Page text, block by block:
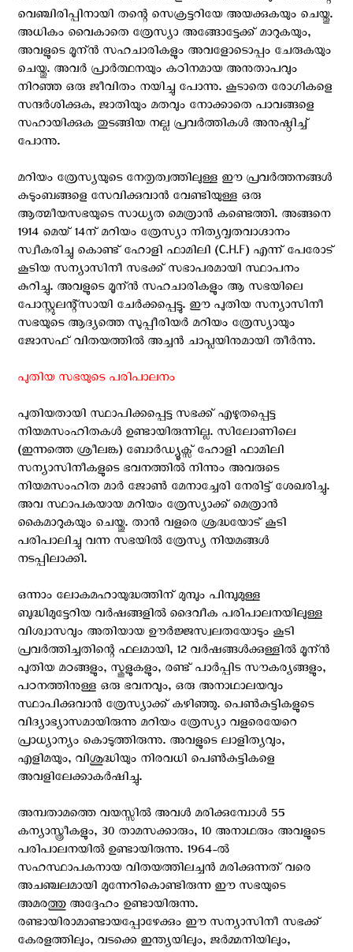
വെഞ്ചിരിപ്പിനായി തന്റെ സെക്രട്ടറിയേ അയക്കുകയും ചെയ്തു.
അധികം വൈകാതെ ത്രേസ്യാ അങ്ങോട്ടേക്ക് മാറുകയും,
അവളുടെ മൂന്ന്‍ സഹചാരികളും അവളോടൊപ്പം ചേരുകയും
ചെയ്തു. അവര്‍ പ്രാര്‍ത്ഥനയും കഠിനമായ അനുതാപവും
നിറഞ്ഞ ഒരു ജീവിതം നയിച്ചു പോന്നു. കൂടാതെ രോഗികളെ
സന്ദര്‍ശിക്കുക, ജാതിയും മതവും നോക്കാതെ പാവങ്ങളെ
സഹായിക്കുക തുടങ്ങിയ നല്ല പ്രവര്‍ത്തികള്‍ അനുഷ്ഠിച്ച്
പോന്നു.
മറിയം ത്രേസ്യയുടെ നേതൃത്വത്തിലുള്ള ഈ പ്രവര്‍ത്തനങ്ങള്‍
കുടുംബങ്ങളെ സേവിക്കുവാന്‍ വേണ്ടിയുള്ള ഒരു
ആത്മീയസഭയുടെ സാധ്യത മെത്രാന്‍ കണ്ടെത്തി. അങ്ങനെ
1914 മെയ്‌ 14ന് മറിയം ത്രേസ്യാ നിത്യവൃതവാഗ്ദാനം
സ്വീകരിച്ചു കൊണ്ട് ഹോളി ഫാമിലി (C.H.F) എന്ന് പേരോട്
കൂടിയ സന്യാസിനീ സഭക്ക്‌ സഭാപരമായി സ്ഥാപനം
കുറിച്ചു. അവളുടെ മൂന്ന്‍ സഹചാരികളും ആ സഭയിലെ
പോസ്റ്റുലന്റ്സായി ചേര്‍ക്കപ്പെട്ടു. ഈ പുതിയ സന്യാസിനീ
സഭയുടെ ആദ്യത്തെ സുപ്പീരിയര്‍ മറിയം ത്രേസ്യായും
ജോസഫ് വിതയത്തില്‍ അച്ചന്‍ ചാപ്ലയിനുമായി തീര്‍ന്നു.
പുതിയ സഭയുടെ പരിപാലനം
പുതിയതായി സ്ഥാപിക്കപ്പെട്ട സഭക്ക്‌ എഴുതപ്പെട്ട
നിയമസംഹിതകള്‍ ഉണ്ടായിരുന്നില്ല. സിലോണിലെ
(ഇന്നത്തെ ശ്രീലങ്ക) ബോര്‍ഡ്യൂക്സ് ഹോളി ഫാമിലി
സന്യാസിനീകളുടെ ഭവനത്തില്‍ നിന്നും അവരുടെ
നിയമസംഹിത മാര്‍ ജോണ്‍ മേനാച്ചേരി നേരിട്ട് ശേഖരിച്ചു.
അവ സ്ഥാപകയായ മറിയം ത്രേസ്യാക്ക് മെത്രാന്‍
കൈമാറുകയും ചെയ്തു. താന്‍ വളരെ ശ്രദ്ധയോട് കൂടി
പരിപാലിച്ചു വന്ന സഭയില്‍ ത്രേസ്യ നിയമങ്ങള്‍
നടപ്പിലാക്കി.
ഒന്നാം ലോകമഹായുദ്ധത്തിന് മുമ്പും പിമ്പുമുള്ള
ബുദ്ധിമുട്ടേറിയ വര്‍ഷങ്ങളില്‍ ദൈവീക പരിപാലനയിലുള്ള
വിശ്വാസവും അതിയായ ഊര്‍ജ്ജസ്വലതയോടും കൂടി
പ്രവര്‍ത്തിച്ചതിന്റെ ഫലമായി, 12 വര്‍ഷങ്ങള്‍ക്കുള്ളില്‍ മൂന്ന്‍
പുതിയ മഠങ്ങളും, സ്കൂളുകളും, രണ്ട് പാര്‍പ്പിട സൗകര്യങ്ങളും,
പഠനത്തിനുള്ള ഒരു ഭവനവും, ഒരു അനാഥാലയവും
സ്ഥാപിക്കുവാന്‍ ത്രേസ്യാക്ക് കഴിഞ്ഞു. പെണ്‍കുട്ടികളുടെ
വിദ്യാഭ്യാസമായിരുന്നു മറിയം ത്രേസ്യാ വളരെയേറെ
പ്രാധ്യാന്യം കൊടുത്തിരുന്നു. അവളുടെ ലാളിത്യവും,
എളിമയും, വിശുദ്ധിയും നിരവധി പെണ്‍കുട്ടികളെ
അവളിലേക്കാകര്‍ഷിച്ചു.
അമ്പതാമത്തെ വയസ്സില്‍ അവള്‍ മരിക്കുമ്പോള്‍ 55
കന്യാസ്ത്രീകളും, 30 താമസക്കാരും, 10 അനാഥരും അവളുടെ
പരിപാലനയില്‍ ഉണ്ടായിരുന്നു. 1964-ല്‍
സഹസ്ഥാപകനായ വിതയത്തിലച്ചന്‍ മരിക്കുന്നത് വരെ
അചഞ്ചലമായി മുന്നേറികൊണ്ടിരുന്ന ഈ സഭയുടെ
അമരത്തു അദ്ദേഹം ഉണ്ടായിരുന്നു.
രണ്ടായിരാമാണ്ടായപ്പോഴേക്കും ഈ സന്യാസിനീ സഭക്ക്‌
കേരളത്തിലും, വടക്കെ ഇന്ത്യയിലും, ജര്‍മ്മനിയിലും,